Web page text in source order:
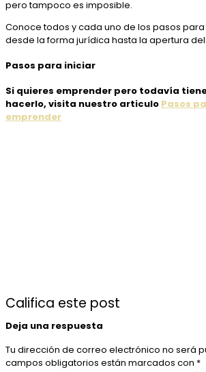
pero tampoco es imposible.
Conoce todos y cada uno de los pasos
desde la forma jurídica hasta la apertura
Pasos para iniciar
Si quieres emprender pero todavía
hacerlo, visita nuestro articulo Pasos
emprender
Califica este post
Deja una respuesta
Tu dirección de correo electrónico no será
campos obligatorios están marcados con *